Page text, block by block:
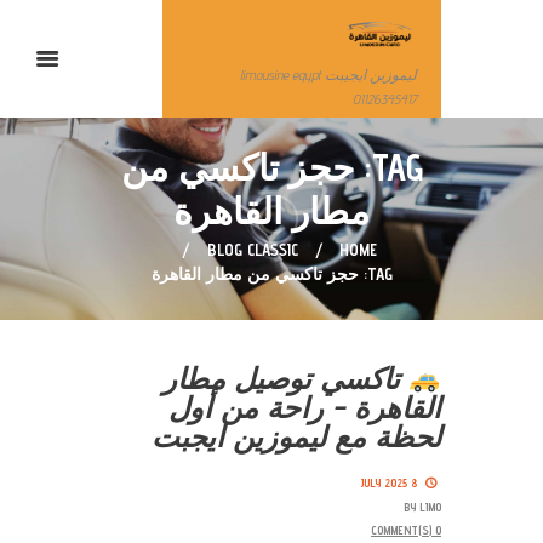
ليموزين ايجيبت limousine egypt
01126345417
TAG: حجز تاكسي من
مطار القاهرة
HOME
BLOG CLASSIC
TAG: حجز تاكسي من مطار القاهرة
تاكسي توصيل مطار
القاهرة – راحة من أول
لحظة مع ليموزين ايجبت
8 JULY 2025
BY LIMO
0